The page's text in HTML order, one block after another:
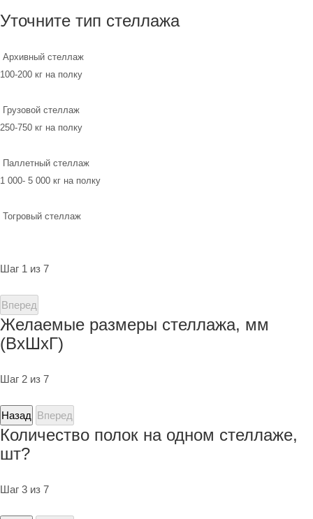
Уточните тип стеллажа
Архивный стеллаж
100-200 кг на полку
Грузовой стеллаж
250-750 кг на полку
Паллетный стеллаж
1 000- 5 000 кг на полку
Тогровый стеллаж
Шаг 1 из 7
Вперед
Желаемые размеры стеллажа, мм
(ВхШхГ)
Шаг 2 из 7
Назад Вперед
Количество полок на одном стеллаже,
шт?
Шаг 3 из 7